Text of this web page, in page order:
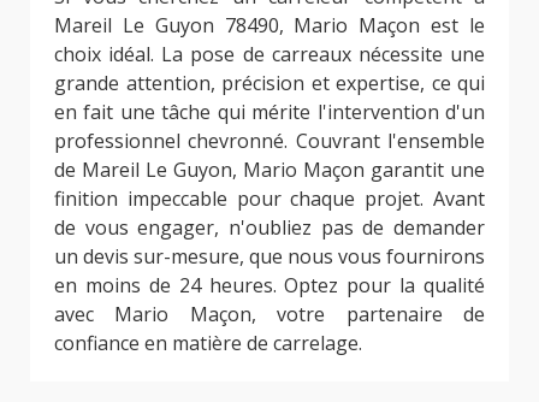
Mareil Le Guyon 78490, Mario Maçon est le
choix idéal. La pose de carreaux nécessite une
grande attention, précision et expertise, ce qui
en fait une tâche qui mérite l'intervention d'un
professionnel chevronné. Couvrant l'ensemble
de Mareil Le Guyon, Mario Maçon garantit une
finition impeccable pour chaque projet. Avant
de vous engager, n'oubliez pas de demander
un devis sur-mesure, que nous vous fournirons
en moins de 24 heures. Optez pour la qualité
avec Mario Maçon, votre partenaire de
confiance en matière de carrelage.